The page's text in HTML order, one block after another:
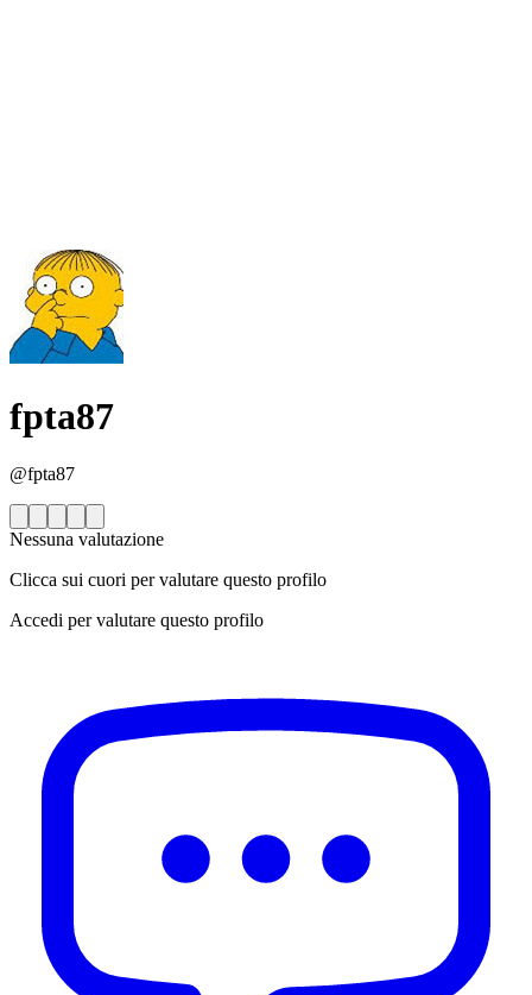
fpta87
@fpta87
Nessuna valutazione
Clicca sui cuori per valutare questo profilo
Accedi per valutare questo profilo